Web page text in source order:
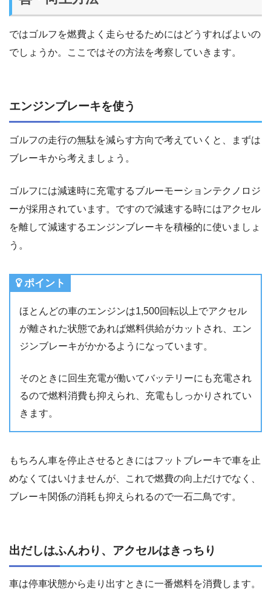
ではゴルフを燃費よく走らせるためにはどうすればよいの
でしょうか。ここではその方法を考察していきます。
エンジンブレーキを使う
ゴルフの走行の無駄を減らす方向で考えていくと、まずは
ブレーキから考えましょう。
ゴルフには減速時に充電するブルーモーションテクノロジ
ーが採用されています。ですので減速する時にはアクセル
を離して減速するエンジンブレーキを積極的に使いましょ
う。
ポイント
ほとんどの車のエンジンは1,500回転以上でアクセル
が離された状態であれば燃料供給がカットされ、エン
ジンブレーキがかかるようになっています。
そのときに回生充電が働いてバッテリーにも充電され
るので燃料消費も抑えられ、充電もしっかりされてい
きます。
もちろん車を停止させるときにはフットブレーキで車を止
めなくてはいけませんが、これで燃費の向上だけでなく、
ブレーキ関係の消耗も抑えられるので一石二鳥です。
出だしはふんわり、アクセルはきっちり
車は停車状態から走り出すときに一番燃料を消費します。